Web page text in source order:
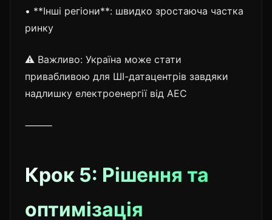
• **Інші регіони**: швидко зростаюча частка
ринку
⚠️ Важливо: Україна може стати
привабливою для ШІ-датацентрів завдяки
надлишку електроенергії від АЕС
⸻
Крок 5: Рішення та
оптимізація